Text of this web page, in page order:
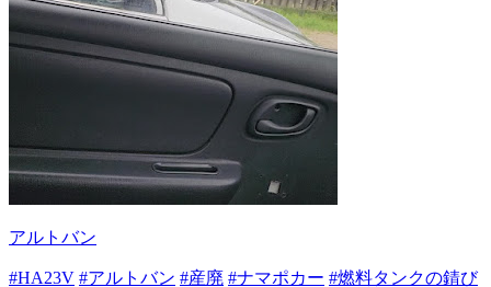
アルトバン
#HA23V #アルトバン #産廃 #ナマポカー #燃料タンクの錆び